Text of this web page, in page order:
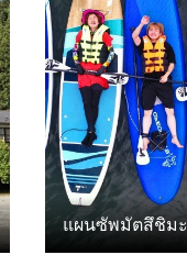
แผนซัพมัตสึชิมะ